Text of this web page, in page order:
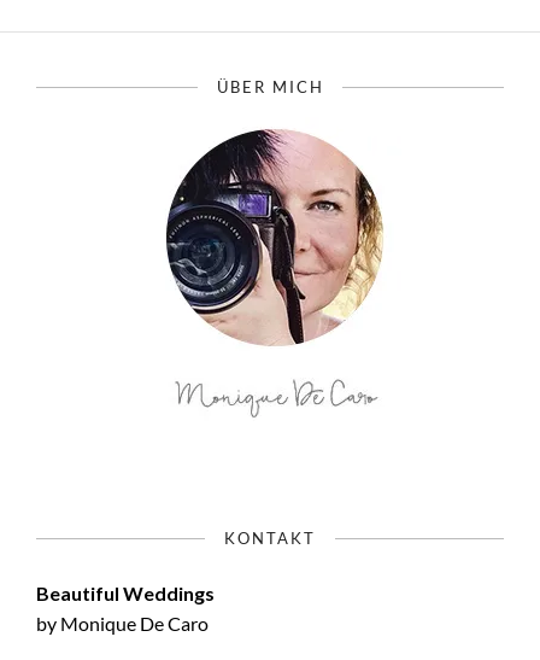
ÜBER MICH
KONTAKT
Beautiful Weddings
by Monique De Caro